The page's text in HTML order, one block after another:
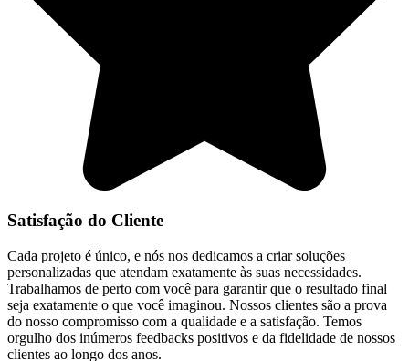
Satisfação do Cliente
Cada projeto é único, e nós nos dedicamos a criar soluções
personalizadas que atendam exatamente às suas necessidades.
Trabalhamos de perto com você para garantir que o resultado final
seja exatamente o que você imaginou. Nossos clientes são a prova
do nosso compromisso com a qualidade e a satisfação. Temos
orgulho dos inúmeros feedbacks positivos e da fidelidade de nossos
clientes ao longo dos anos.